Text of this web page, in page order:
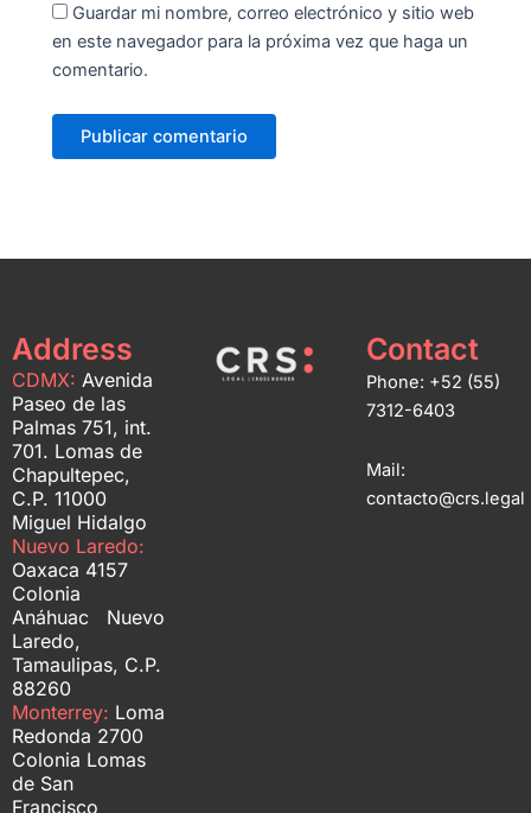
Guardar mi nombre, correo electrónico y sitio web
en este navegador para la próxima vez que haga un
comentario.
Address
CDMX: Avenida
Paseo de las
Palmas 751, int.
701. Lomas de
Chapultepec,
C.P. 11000
Miguel Hidalgo
Nuevo Laredo:
Oaxaca 4157
Colonia
Anáhuac Nuevo
Laredo,
Tamaulipas, C.P.
88260
Monterrey: Loma
Redonda 2700
Colonia Lomas
de San
Francisco
Contact
Phone: +52 (55)
7312-6403
Mail:
contacto@crs.legal